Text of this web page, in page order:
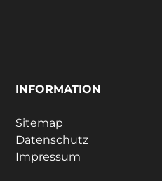
INFORMATION
Sitemap
Datenschutz
Impressum